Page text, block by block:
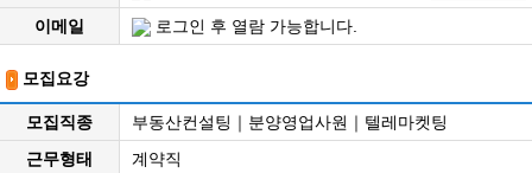
이메일
로그인 후 열람 가능합니다.
모집요강
모집직종
부동산컨설팅｜분양영업사원｜텔레마켓팅
근무형태
계약직